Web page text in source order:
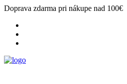
Doprava zdarma pri nákupe nad 100€